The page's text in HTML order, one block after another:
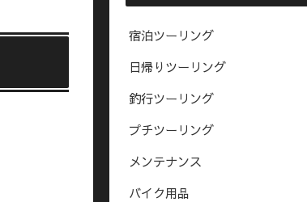
宿泊ツーリング
日帰りツーリング
釣行ツーリング
プチツーリング
メンテナンス
バイク用品